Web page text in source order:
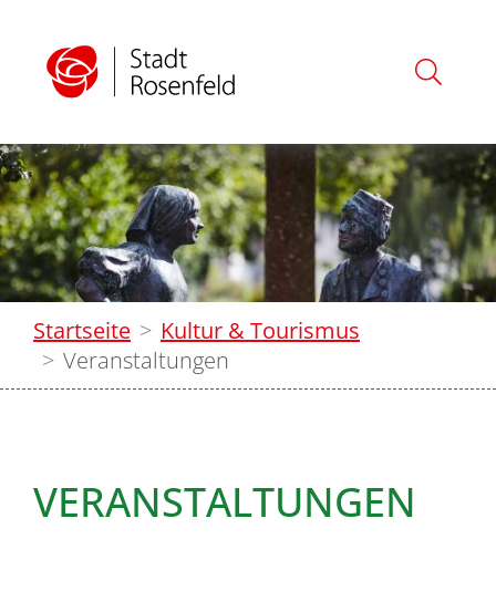
Startseite
Kultur & Tourismus
Veranstaltungen
VERANSTALTUNGEN